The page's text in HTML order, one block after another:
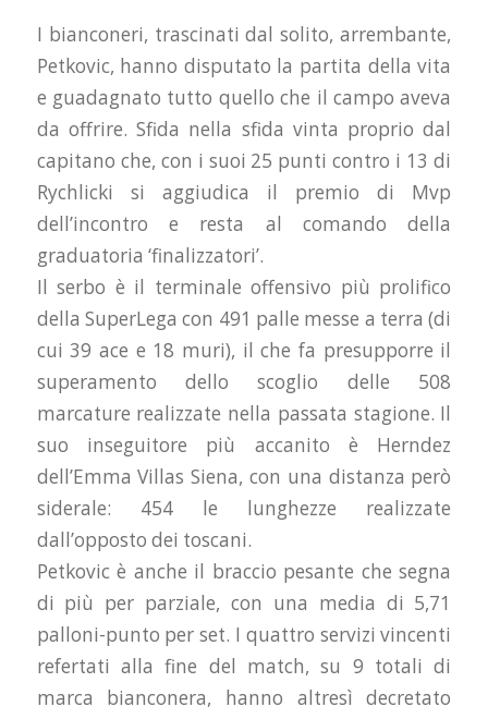
I bianconeri, trascinati dal solito, arrembante,
Petkovic, hanno disputato la partita della vita
e guadagnato tutto quello che il campo aveva
da offrire. Sfida nella sfida vinta proprio dal
capitano che, con i suoi 25 punti contro i 13 di
Rychlicki si aggiudica il premio di Mvp
dell’incontro e resta al comando della
graduatoria ‘finalizzatori’.
Il serbo è il terminale offensivo più prolifico
della SuperLega con 491 palle messe a terra (di
cui 39 ace e 18 muri), il che fa presupporre il
superamento dello scoglio delle 508
marcature realizzate nella passata stagione. Il
suo inseguitore più accanito è Herndez
dell’Emma Villas Siena, con una distanza però
siderale: 454 le lunghezze realizzate
dall’opposto dei toscani.
Petkovic è anche il braccio pesante che segna
di più per parziale, con una media di 5,71
palloni-punto per set. I quattro servizi vincenti
refertati alla fine del match, su 9 totali di
marca bianconera, hanno altresì decretato